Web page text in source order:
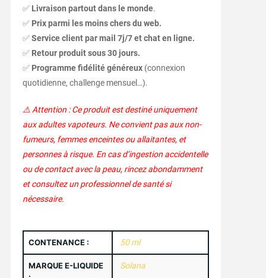
✅ Livraison partout dans le monde.
✅ Prix parmi les moins chers du web.
✅Service client par mail 7j/7 et chat en ligne.
✅ Retour produit sous 30 jours.
✅ Programme fidélité généreux(connexion
quotidienne, challenge mensuel…).
⚠️ Attention : Ce produit est destiné uniquement
aux adultes vapoteurs. Ne convient pas aux non-
fumeurs, femmes enceintes ou allaitantes, et
personnes à risque. En cas d’ingestion accidentelle
ou de contact avec la peau, rincez abondamment
et consultez un professionnel de santé si
nécessaire.
CONTENANCE : 50 ml
MARQUE E-LIQUIDE
Solana